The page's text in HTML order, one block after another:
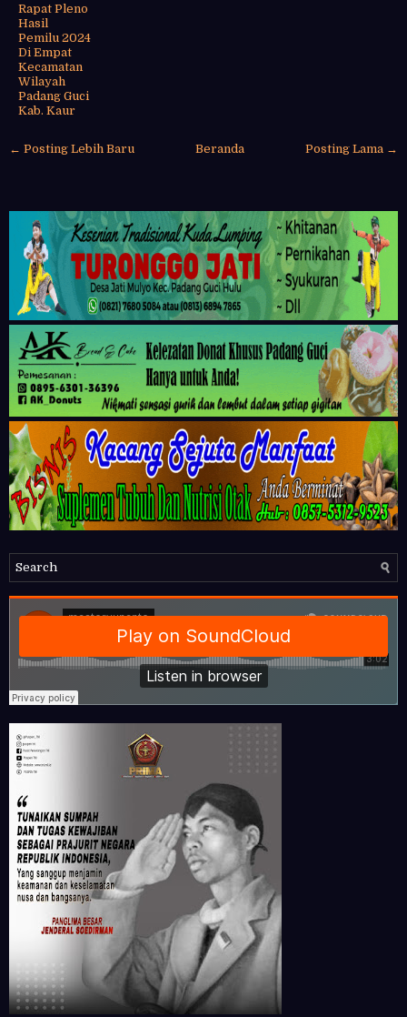
Rapat Pleno
Hasil
Pemilu 2024
Di Empat
Kecamatan
Wilayah
Padang Guci
Kab. Kaur
← Posting Lebih Baru Posting Lama →
Beranda